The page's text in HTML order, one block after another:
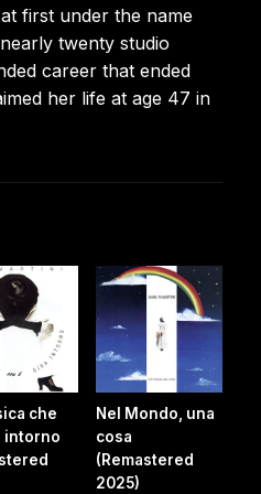
first under the name
twenty studio
career that ended
her life at age 47 in
che
intorno
Nel Mondo, una
cosa
(Remastered
2025)